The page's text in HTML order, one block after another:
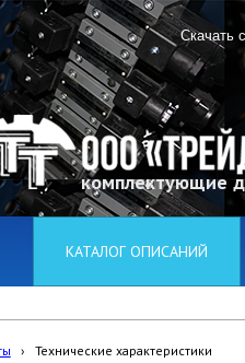
комплектующие
Скачать
КАТАЛОГ ОПИСАНИЙ
› Технические характеристики